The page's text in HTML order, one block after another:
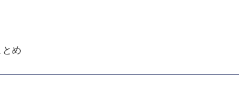
とめ